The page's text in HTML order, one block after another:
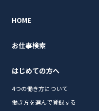
HOME
お仕事検索
はじめての方へ
4つの働き方について
働き方を選んで登録する